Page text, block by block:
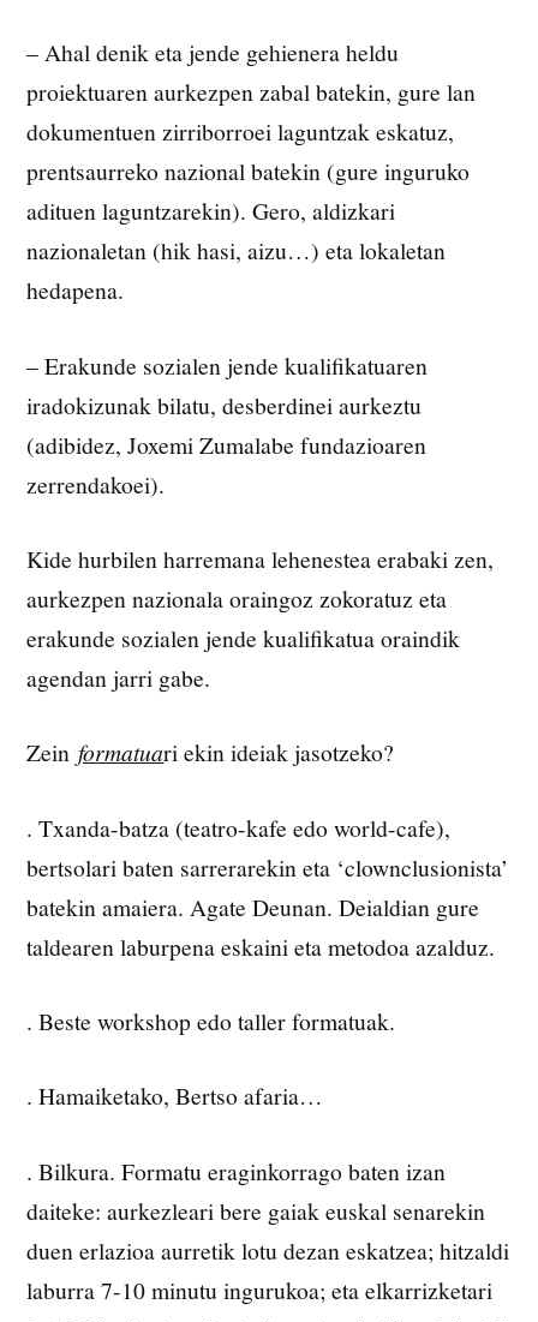
– Ahal denik eta jende gehienera heldu
proiektuaren aurkezpen zabal batekin, gure lan
dokumentuen zirriborroei laguntzak eskatuz,
prentsaurreko nazional batekin (gure inguruko
adituen laguntzarekin). Gero, aldizkari
nazionaletan (hik hasi, aizu…) eta lokaletan
hedapena.
– Erakunde sozialen jende kualifikatuaren
iradokizunak bilatu, desberdinei aurkeztu
(adibidez, Joxemi Zumalabe fundazioaren
zerrendakoei).
Kide hurbilen harremana lehenestea erabaki zen,
aurkezpen nazionala oraingoz zokoratuz eta
erakunde sozialen jende kualifikatua oraindik
agendan jarri gabe.
Zeinformatuari ekin ideiak jasotzeko?
. Txanda-batza (teatro-kafe edo world-cafe),
bertsolari baten sarrerarekin eta ‘clownclusionista’
batekin amaiera. Agate Deunan. Deialdian gure
taldearen laburpena eskaini eta metodoa azalduz.
. Beste workshop edo taller formatuak.
. Hamaiketako, Bertso afaria…
. Bilkura. Formatu eraginkorrago baten izan
daiteke: aurkezleari bere gaiak euskal senarekin
duen erlazioa aurretik lotu dezan eskatzea; hitzaldi
laburra 7-10 minutu ingurukoa; eta elkarrizketari